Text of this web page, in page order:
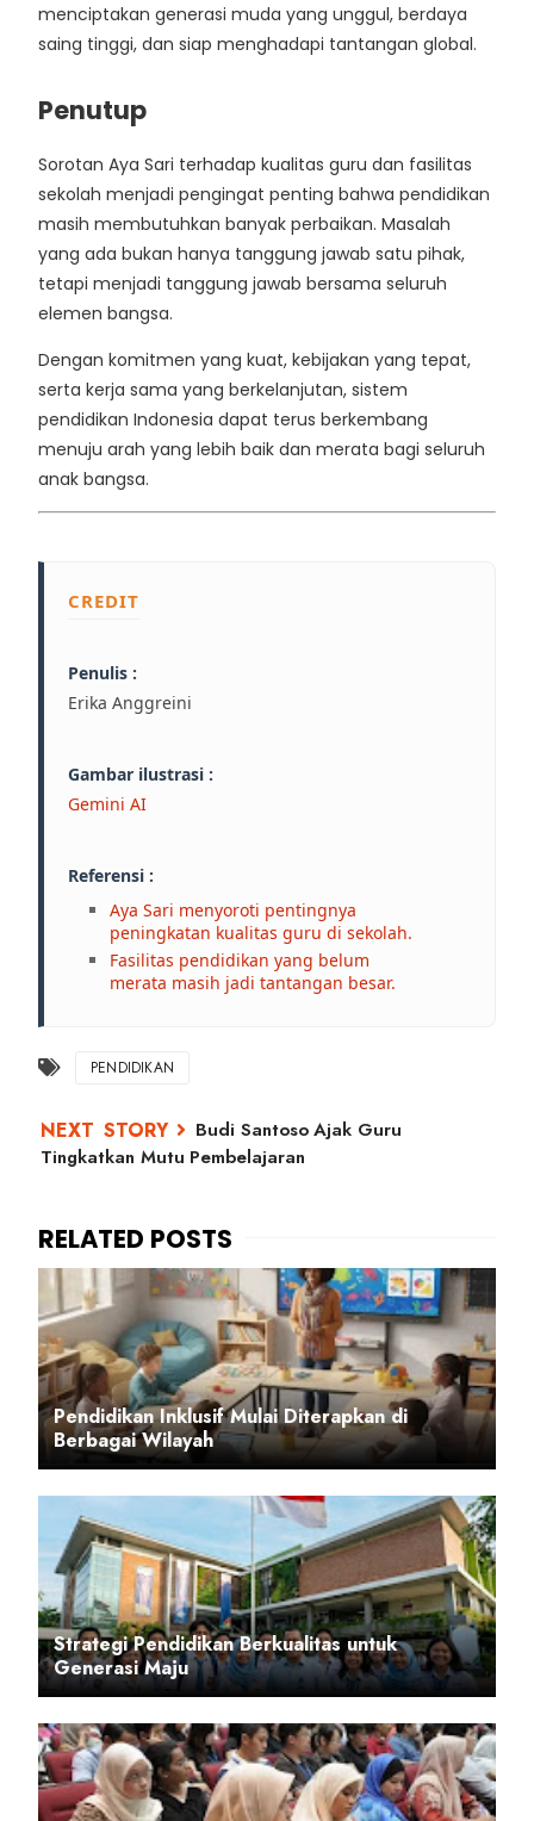
menciptakan generasi muda yang unggul, berdaya
saing tinggi, dan siap menghadapi tantangan global.
Penutup
Sorotan Aya Sari terhadap kualitas guru dan fasilitas
sekolah menjadi pengingat penting bahwa pendidikan
masih membutuhkan banyak perbaikan. Masalah
yang ada bukan hanya tanggung jawab satu pihak,
tetapi menjadi tanggung jawab bersama seluruh
elemen bangsa.
Dengan komitmen yang kuat, kebijakan yang tepat,
serta kerja sama yang berkelanjutan, sistem
pendidikan Indonesia dapat terus berkembang
menuju arah yang lebih baik dan merata bagi seluruh
anak bangsa.
CREDIT
Penulis :
Erika Anggreini
Gambar ilustrasi :
Gemini AI
Referensi :
Aya Sari menyoroti pentingnya
peningkatan kualitas guru di sekolah.
Fasilitas pendidikan yang belum
merata masih jadi tantangan besar.
PENDIDIKAN
Budi Santoso Ajak Guru
Tingkatkan Mutu Pembelajaran
Pendidikan Inklusif Mulai Diterapkan di
Berbagai Wilayah
Strategi Pendidikan Berkualitas untuk
Generasi Maju